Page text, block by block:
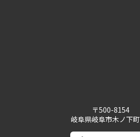
〒500-8154
岐阜県岐阜市木ノ下